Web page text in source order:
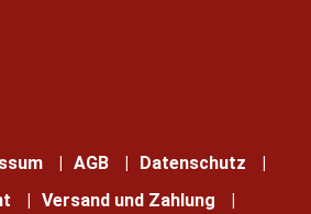
AGB
Datenschutz
Versand und Zahlung